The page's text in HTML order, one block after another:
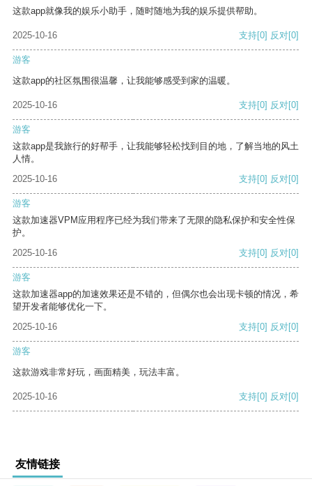
这款app就像我的娱乐小助手，随时随地为我的娱乐提供帮助。
2025-10-16 支持[0] 反对[0]
游客
这款app的社区氛围很温馨，让我能够感受到家的温暖。
2025-10-16 支持[0] 反对[0]
游客
这款app是我旅行的好帮手，让我能够轻松找到目的地，了解当地的风土
人情。
2025-10-16
支持[0] 反对[0]
游客
这款加速器VPM应用程序已经为我们带来了无限的隐私保护和安全性保
护。
2025-10-16
支持[0] 反对[0]
游客
这款加速器app的加速效果还是不错的，但偶尔也会出现卡顿的情况，希
望开发者能够优化一下。
2025-10-16
支持[0] 反对[0]
游客
这款游戏非常好玩，画面精美，玩法丰富。
2025-10-16 支持[0] 反对[0]
友情链接